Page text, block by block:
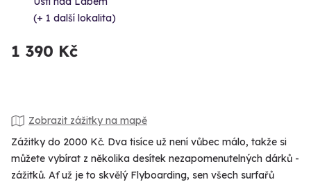
(+ 1 další lokalita)
1 390 Kč
Zobrazit zážitky na mapě
Zážitky do 2000 Kč. Dva tisíce už není vůbec málo, takže si
můžete vybírat z několika desítek nezapomenutelných dárků -
zážitků. Ať už je to skvělý Flyboarding, sen všech surfařů